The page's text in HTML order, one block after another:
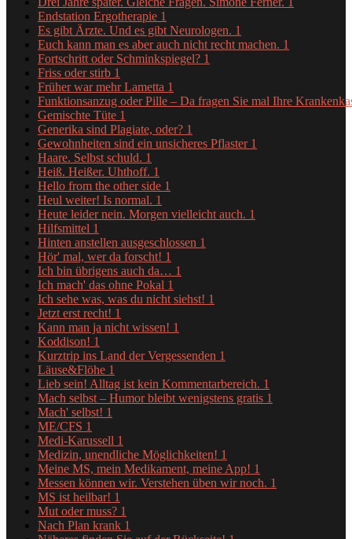
Endstation Ergotherapie 1
Es gibt Ärzte. Und es gibt Neurologen. 1
Euch kann man es aber auch nicht recht machen. 1
Fortschritt oder Schminkspiegel? 1
Friss oder stirb 1
Früher war mehr Lametta 1
Funktionsanzug oder Pille – Da fragen Sie mal Ihre
Gemischte Tüte 1
Generika sind Plagiate, oder? 1
Gewohnheiten sind ein unsicheres Pflaster 1
Haare. Selbst schuld. 1
Heiß. Heißer. Uhthoff. 1
Hello from the other side 1
Heul weiter! Is normal. 1
Heute leider nein. Morgen vielleicht auch. 1
Hilfsmittel 1
Hinten anstellen ausgeschlossen 1
Hör' mal, wer da forscht! 1
Ich bin übrigens auch da… 1
Ich mach' das ohne Pokal 1
Ich sehe was, was du nicht siehst! 1
Jetzt erst recht! 1
Kann man ja nicht wissen! 1
Koddison! 1
Kurztrip ins Land der Vergessenden 1
Läuse&Flöhe 1
Lieb sein! Alltag ist kein Kommentarbereich. 1
Mach selbst – Humor bleibt wenigstens gratis 1
Mach' selbst! 1
ME/CFS 1
Medi-Karussell 1
Medizin, unendliche Möglichkeiten! 1
Meine MS, mein Medikament, meine App! 1
Messen können wir. Verstehen üben wir noch. 1
MS ist heilbar! 1
Mut oder muss? 1
Nach Plan krank 1